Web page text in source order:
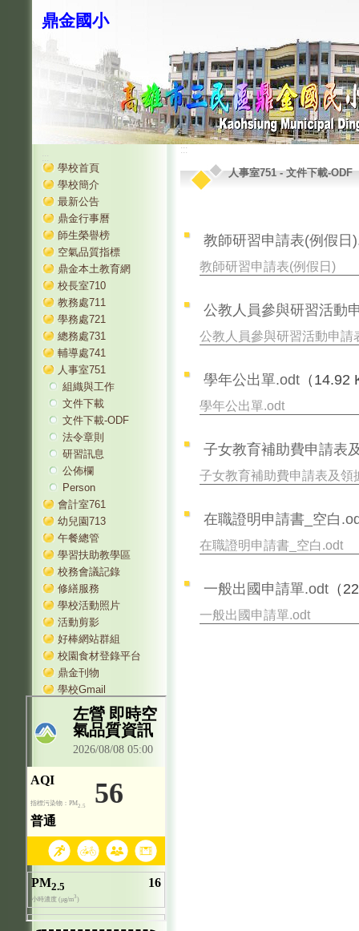
鼎金國小
:::
學校首頁
學校簡介
最新公告
鼎金行事曆
師生榮譽榜
空氣品質指標
鼎金本土教育網
校長室710
教務處711
學務處721
總務處731
輔導處741
人事室751
組織與工作
文件下載
文件下載-ODF
法令章則
研習訊息
公佈欄
Person
會計室761
幼兒園713
午餐總管
學習扶助教學區
校務會議記錄
修繕服務
學校活動照片
活動剪影
好棒網站群組
校園食材登錄平台
鼎金刊物
學校Gmail
:::
人事室751-文件下載-ODF
教師研習申請表(例假日
教師研習申請表(例假日)
公教人員參與研習活動
公教人員參與研習活動申請
學年公出單.odt （14.92
學年公出單.odt
子女教育補助費申請表
子女教育補助費申請表及
在職證明申請書_空白
在職證明申請書_空白.odt
一般出國申請單.odt （
一般出國申請單.odt